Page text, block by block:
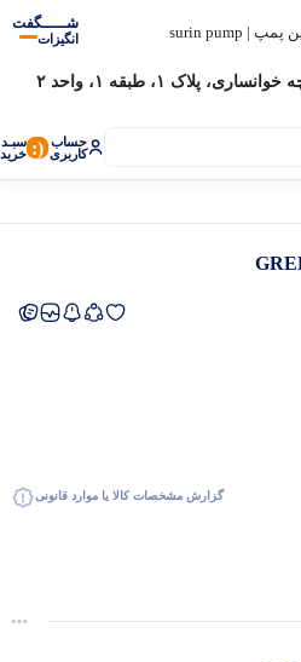
شـــــگفت
انگیزات
پلاک ۱، طبقه ۱، واحد ۲
حساب
کاربری (: سبـد
خرید
گزارش مشخصات کالا یا موارد قانونی